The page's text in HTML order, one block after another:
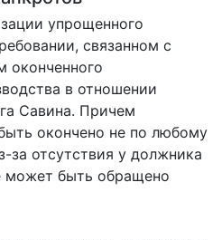
упрощенного
связанном с
оконченного
в отношении
Савина. Причем
окончено не по любому
за отсутствия у должника
может быть обращено